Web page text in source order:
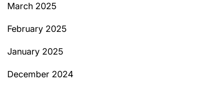
March 2025
February 2025
January 2025
December 2024